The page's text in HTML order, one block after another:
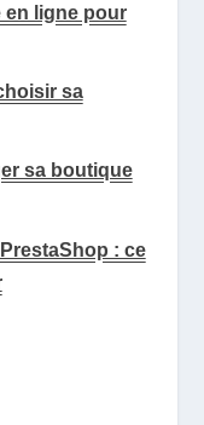
en ligne pour
sa
sa boutique
: ce